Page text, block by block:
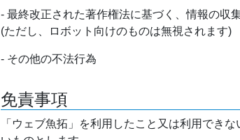
- 最終改正された著作権法に基づく、情報の収
(ただし、ロボット向けのものは無視されます)
- その他の不法行為
免責事項
「ウェブ魚拓」を利用したこと又は利用でき